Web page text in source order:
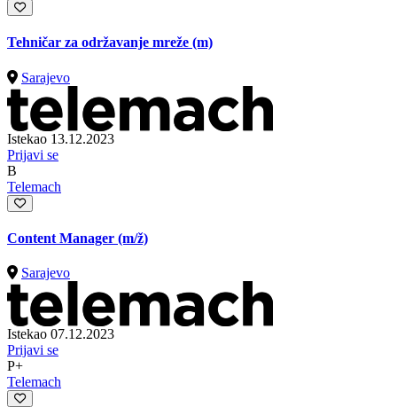
Tehničar za održavanje mreže (m)
Sarajevo
Istekao 13.12.2023
Prijavi se
B
Telemach
Content Manager (m/ž)
Sarajevo
Istekao 07.12.2023
Prijavi se
P+
Telemach